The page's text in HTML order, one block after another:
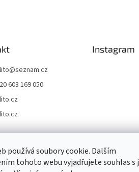
používá soubory cookie. Dalším
tohoto webu vyjadřujete souhlas s
@seznam.cz
603 169 050
Instagram